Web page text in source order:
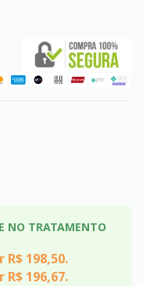
NO TRATAMENTO
R$ 198,50.
R$ 196,67.